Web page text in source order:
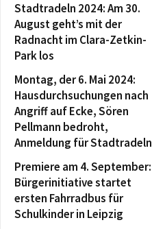
Stadtradeln 2024: Am 30.
August geht’s mit der
Radnacht im Clara-Zetkin-
Park los
Montag, der 6. Mai 2024:
Hausdurchsuchungen nach
Angriff auf Ecke, Sören
Pellmann bedroht,
Anmeldung für Stadtradeln
Premiere am 4. September:
Bürgerinitiative startet
ersten Fahrradbus für
Schulkinder in Leipzig